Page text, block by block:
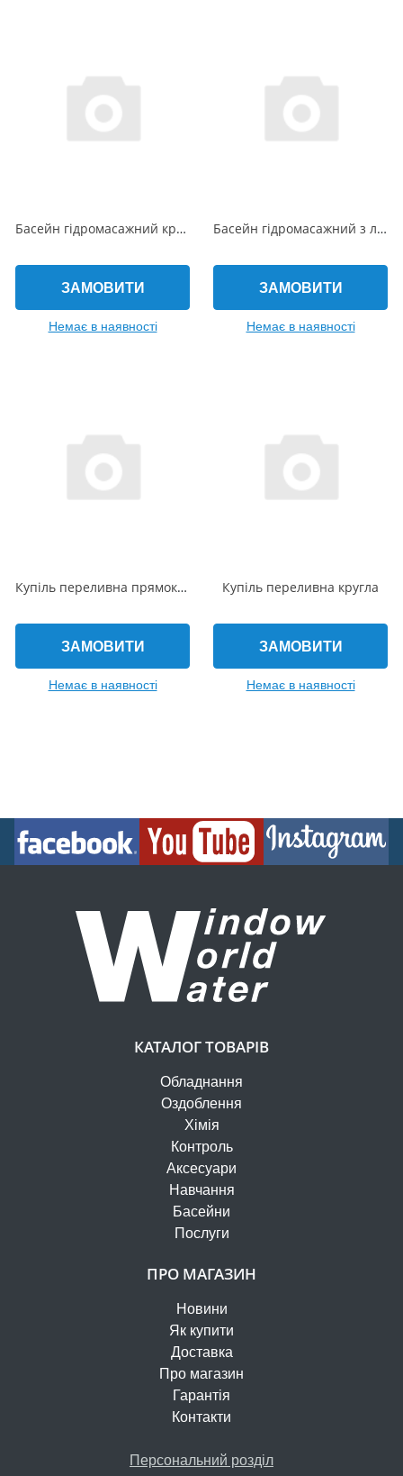
Басейн гідромасажний круглий
ЗАМОВИТИ
Немає в наявності
Басейн гідромасажний з лежанкою
ЗАМОВИТИ
Немає в наявності
Купіль переливна прямокутна
ЗАМОВИТИ
Немає в наявності
Купіль переливна кругла
ЗАМОВИТИ
Немає в наявності
КАТАЛОГ ТОВАРІВ
Обладнання
Оздоблення
Хімія
Контроль
Аксесуари
Навчання
Басейни
Послуги
ПРО МАГАЗИН
Новини
Як купити
Доставка
Про магазин
Гарантія
Контакти
Персональний розділ